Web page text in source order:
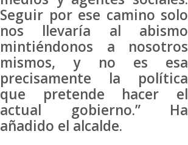
Seguir por ese camino solo
nos llevaría al abismo
mintiéndonos a nosotros
mismos, y no es esa
precisamente la política
que pretende hacer el
actual gobierno.” Ha
añadido el alcalde.